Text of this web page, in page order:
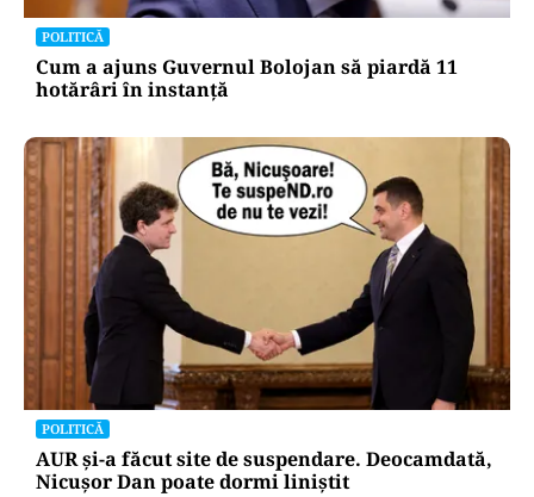
POLITICĂ
Cum a ajuns Guvernul Bolojan să piardă 11
hotărâri în instanță
POLITICĂ
AUR și-a făcut site de suspendare. Deocamdată,
Nicușor Dan poate dormi liniștit